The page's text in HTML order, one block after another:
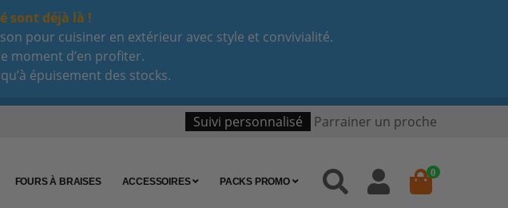
sont déjà là !
pour cuisiner en extérieur avec style et convivialité.
moment d’en profiter.
épuisement des stocks.
Suivi personnalisé Parrainer un proche
FOURS À BRAISES ACCESSOIRES PACKS PROMO
0